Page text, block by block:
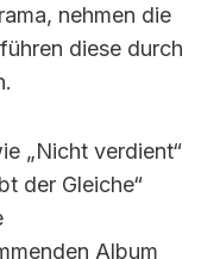
nehmen die
diese durch
„Nicht verdient“
der Gleiche“
Album